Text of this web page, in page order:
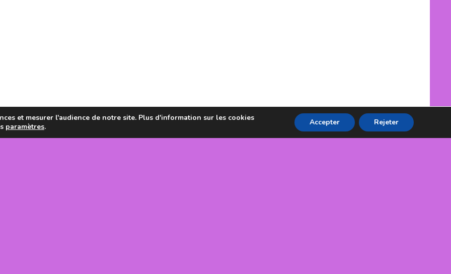
et mesurer l'audience de notre site. Plus d'information sur les cookies
paramètres. Accepter Rejeter